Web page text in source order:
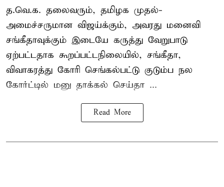
த.வெ.க. தலைவரும், தமிழக முதல்-
அமைச்சருமான விஜய்க்கும், அவரது மனைவி
சங்கீதாவுக்கும் இடையே கருத்து வேறுபாடு
ஏற்பட்டதாக கூறப்பட்டநிலையில், சங்கீதா,
விவாகரத்து கோரி செங்கல்பட்டு குடும்ப நல
கோர்ட்டில் மனு தாக்கல் செய்தா ...
Read More